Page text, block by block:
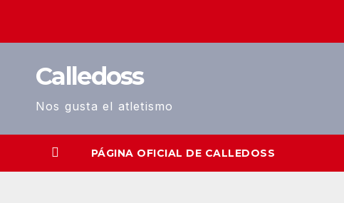
Calledoss
Nos gusta el atletismo
PÁGINA OFICIAL DE CALLEDOSS